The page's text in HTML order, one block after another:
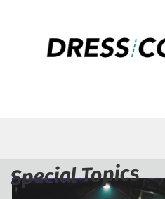
Special Topics